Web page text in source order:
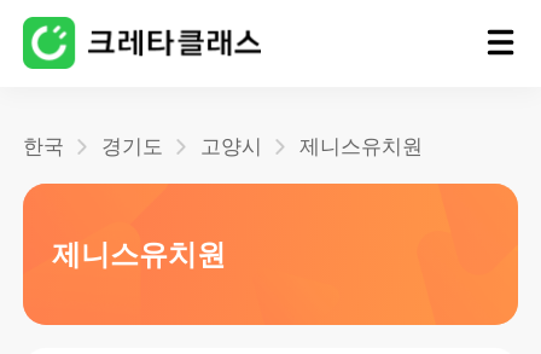
한국 경기도 고양시 제니스유치원
제니스유치원